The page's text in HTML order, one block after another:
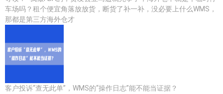
车场吗？租个便宜角落放放货，断货了补一补，没必要上什么WMS，
那都是第三方海外仓才
客户投诉“查无此单”，WMS的“操作日志”能不能当证据？